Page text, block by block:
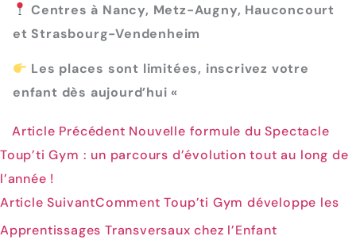
Centres à Nancy, Metz-Augny, Hauconcourt
et Strasbourg-Vendenheim
Les places sont limitées, inscrivez votre
enfant dès aujourd’hui «
Article Précédent Nouvelle formule du Spectacle
Toup’ti Gym : un parcours d’évolution tout au long de
l’année !
Article SuivantComment Toup’ti Gym développe les
Apprentissages Transversaux chez l’Enfant